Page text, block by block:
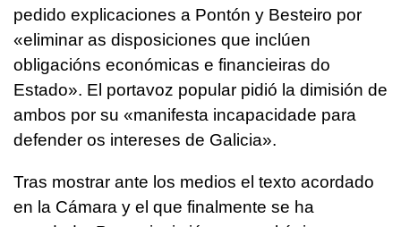
pedido explicaciones a Pontón y Besteiro por
«eliminar as disposiciones que inclúen
obligacións económicas e financieiras do
Estado». El portavoz popular pidió la dimisión de
ambos por su «manifesta incapacidade para
defender os intereses de Galicia».
Tras mostrar ante los medios el texto acordado
en la Cámara y el que finalmente se ha